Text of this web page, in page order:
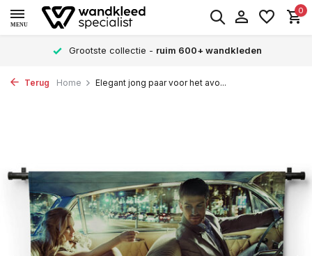
MENU
0
Grootste collectie - ruim 600+ wandkleden
Terug Home Elegant jong paar voor het avo...